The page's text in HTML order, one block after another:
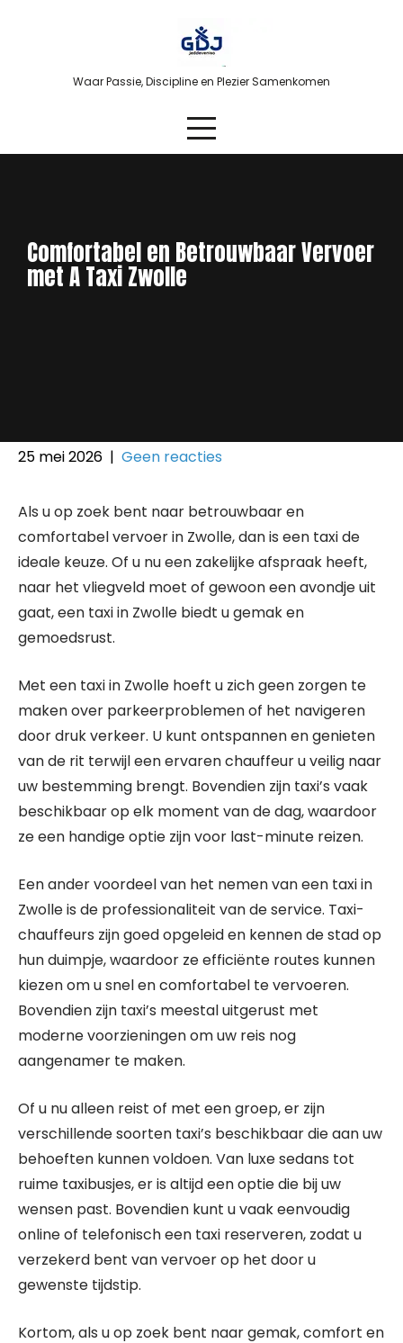
Waar Passie, Discipline en Plezier Samenkomen
Comfortabel en Betrouwbaar Vervoer
met A Taxi Zwolle
25 mei 2026 | Geen reacties
Als u op zoek bent naar betrouwbaar en
comfortabel vervoer in Zwolle, dan is een taxi de
ideale keuze. Of u nu een zakelijke afspraak heeft,
naar het vliegveld moet of gewoon een avondje uit
gaat, een taxi in Zwolle biedt u gemak en
gemoedsrust.
Met een taxi in Zwolle hoeft u zich geen zorgen te
maken over parkeerproblemen of het navigeren
door druk verkeer. U kunt ontspannen en genieten
van de rit terwijl een ervaren chauffeur u veilig naar
uw bestemming brengt. Bovendien zijn taxi’s vaak
beschikbaar op elk moment van de dag, waardoor
ze een handige optie zijn voor last-minute reizen.
Een ander voordeel van het nemen van een taxi in
Zwolle is de professionaliteit van de service. Taxi-
chauffeurs zijn goed opgeleid en kennen de stad op
hun duimpje, waardoor ze efficiënte routes kunnen
kiezen om u snel en comfortabel te vervoeren.
Bovendien zijn taxi’s meestal uitgerust met
moderne voorzieningen om uw reis nog
aangenamer te maken.
Of u nu alleen reist of met een groep, er zijn
verschillende soorten taxi’s beschikbaar die aan uw
behoeften kunnen voldoen. Van luxe sedans tot
ruime taxibusjes, er is altijd een optie die bij uw
wensen past. Bovendien kunt u vaak eenvoudig
online of telefonisch een taxi reserveren, zodat u
verzekerd bent van vervoer op het door u
gewenste tijdstip.
Kortom, als u op zoek bent naar gemak, comfort en